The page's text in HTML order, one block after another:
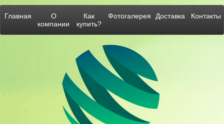
Главная
О
компании
Как
купить?
Фотогалерея Доставка Контакты